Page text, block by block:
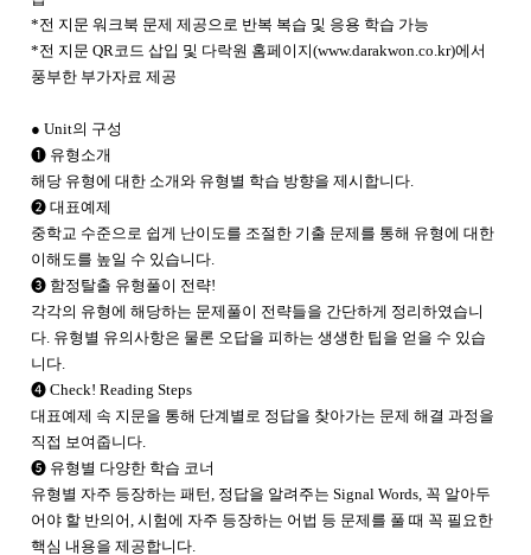
*전 지문 워크북 문제 제공으로 반복 복습 및 응용 학습 가능
*전 지문 QR코드 삽입 및 다락원 홈페이지(www.darakwon.co.kr)에서
풍부한 부가자료 제공
● Unit의 구성
❶ 유형소개
해당 유형에 대한 소개와 유형별 학습 방향을 제시합니다.
❷ 대표예제
중학교 수준으로 쉽게 난이도를 조절한 기출 문제를 통해 유형에 대한
이해도를 높일 수 있습니다.
❸ 함정탈출 유형풀이 전략!
각각의 유형에 해당하는 문제풀이 전략들을 간단하게 정리하였습니
다. 유형별 유의사항은 물론 오답을 피하는 생생한 팁을 얻을 수 있습
니다.
❹ Check! Reading Steps
대표예제 속 지문을 통해 단계별로 정답을 찾아가는 문제 해결 과정을
직접 보여줍니다.
❺ 유형별 다양한 학습 코너
유형별 자주 등장하는 패턴, 정답을 알려주는 Signal Words, 꼭 알아두
어야 할 반의어, 시험에 자주 등장하는 어법 등 문제를 풀 때 꼭 필요한
핵심 내용을 제공합니다.